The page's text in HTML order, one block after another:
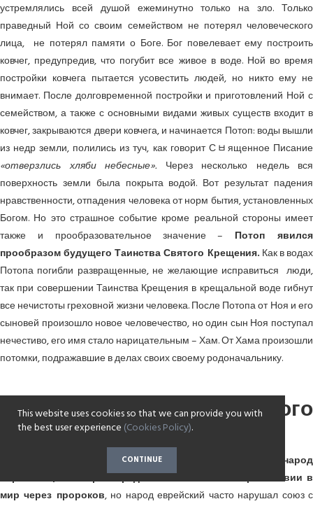
устремлялись всей душой ежеминутно только на зло. Только
праведный Ной со своим семейством не потерял человеческого
лица, не потерял памяти о Боге. Бог повелевает ему построить
ковчег, предупредив, что погубит все живое в воде. Ной во время
постройки ковчега пытается усовестить людей, но никто ему не
внимает. После долговременной постройки и приготовлений Ной с
семейством, а также с основными видами живых существ входит в
ковчег, закрываются двери ковчега, и начинается Потоп: воды вышли
из недр земли, полились из туч, как говорит Сﾲященное Писание
«отверзлись хляби небесные». Через несколько недель вся
поверхность земли была покрыта водой. Вот результат падения
нравственности, отпадения человека от норм бытия, установленных
Богом. Но это страшное событие кроме реальной стороны имеет
также и прообразовательное значение – Потоп явился
прообразом будущего Таинства Святого Крещения. Как в водах
Потопа погибли развращенные, не желающие исправиться люди,
так при совершении Таинства Крещения в крещальной воде гибнут
все нечистоты греховной жизни человека. После Потопа от Ноя и его
сыновей произошло новое человечество, но один сын Ноя поступал
нечестиво, его имя стало нарицательным – Хам. От Хама произошли
потомки, подражавшие в делах своих своему родоначальнику.
5) Избрание еврейского
народа.
Из всего человечестваБог избирает Себе народ
еврейский, в котором предсказывает о Своем пришествии в
мир через пророков, но народ еврейский часто нарушал союз с
This website uses cookies so that we can provide you with
the best user experience (Cookies Policy).
CONTINUE